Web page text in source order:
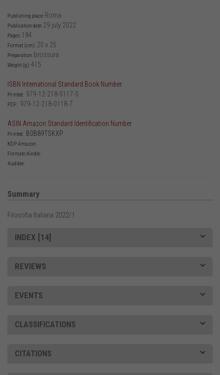
Publishing place: Roma
Publication date: 29 july 2022
Pages: 184
Format (cm): 20 x 25
Preparation: brossura
Weight (g):415
ISBN International Standard Book Number
Printed: 979-12-218-0117-0
PDF: 979-12-218-0118-7
ASIN Amazon Standard Identification Number
Printed: B0B89TSKXP
KDP Amazon:
Formato Kindle:
Audible:
Summary
Filosofia Italiana 2022/1
INDEX [14]
REVIEWS
EVENTS
CLASSIFICATIONS
CITATIONS